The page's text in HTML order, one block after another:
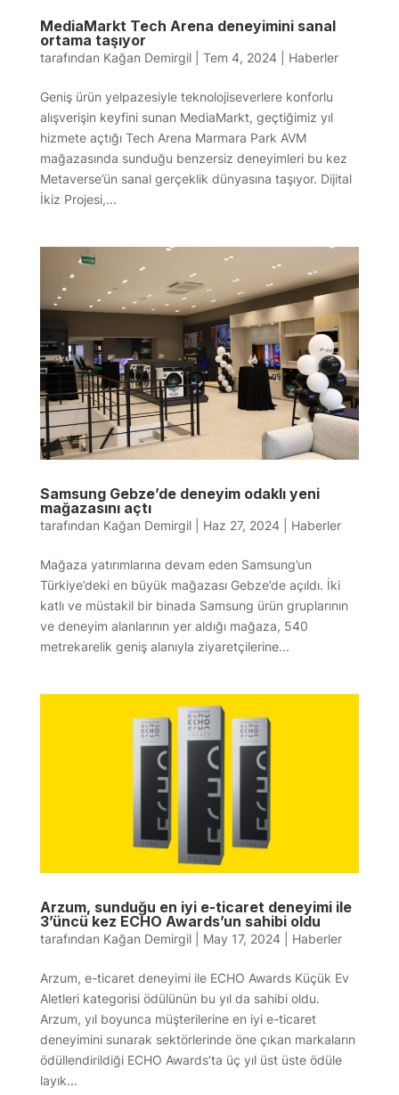
MediaMarkt Tech Arena deneyimini sanal
ortama taşıyor
tarafından Kağan Demirgil| Tem 4, 2024| Haberler
Geniş ürün yelpazesiyle teknolojiseverlere konforlu
alışverişin keyfini sunan MediaMarkt, geçtiğimiz yıl
hizmete açtığı Tech Arena Marmara Park AVM
mağazasında sunduğu benzersiz deneyimleri bu kez
Metaverse’ün sanal gerçeklik dünyasına taşıyor. Dijital
İkiz Projesi,...
Samsung Gebze’de deneyim odaklı yeni
mağazasını açtı
tarafından Kağan Demirgil| Haz 27, 2024| Haberler
Mağaza yatırımlarına devam eden Samsung’un
Türkiye’deki en büyük mağazası Gebze’de açıldı. İki
katlı ve müstakil bir binada Samsung ürün gruplarının
ve deneyim alanlarının yer aldığı mağaza, 540
metrekarelik geniş alanıyla ziyaretçilerine...
Arzum, sunduğu en iyi e-ticaret deneyimi ile
3’üncü kez ECHO Awards’un sahibi oldu
tarafından Kağan Demirgil| May 17, 2024| Haberler
Arzum, e-ticaret deneyimi ile ECHO Awards Küçük Ev
Aletleri kategorisi ödülünün bu yıl da sahibi oldu.
Arzum, yıl boyunca müşterilerine en iyi e-ticaret
deneyimini sunarak sektörlerinde öne çıkan markaların
ödüllendirildiği ECHO Awards’ta üç yıl üst üste ödüle
layık...